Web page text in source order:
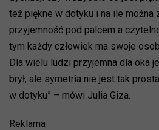
też piękne w dotyku i na ile można
przyjemność pod palcem a
tym każdy człowiek ma swoje
Dla wielu ludzi przyjemna dla oka
brył, ale symetria nie jest tak
w dotyku” – mówi Julia Giza.
Reklama